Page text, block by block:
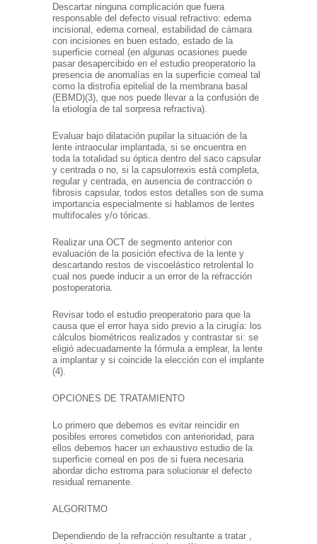
Descartar ninguna complicación que fuera
responsable del defecto visual refractivo: edema
incisional, edema corneal, estabilidad de cámara
con incisiones en buen estado, estado de la
superficie corneal (en algunas ocasiones puede
pasar desapercibido en el estudio preoperatorio la
presencia de anomalías en la superficie corneal tal
como la distrofia epitelial de la membrana basal
(EBMD)(3), que nos puede llevar a la confusión de
la etiología de tal sorpresa refractiva).
Evaluar bajo dilatación pupilar la situación de la
lente intraocular implantada, si se encuentra en
toda la totalidad su óptica dentro del saco capsular
y centrada o no, si la capsulorrexis está completa,
regular y centrada, en ausencia de contracción o
fibrosis capsular, todos estos detalles son de suma
importancia especialmente si hablamos de lentes
multifocales y/o tóricas.
Realizar una OCT de segmento anterior con
evaluación de la posición efectiva de la lente y
descartando restos de viscoelástico retrolental lo
cual nos puede inducir a un error de la refracción
postoperatoria.
Revisar todo el estudio preoperatorio para que la
causa que el error haya sido previo a la cirugía: los
cálculos biométricos realizados y contrastar si: se
eligió adecuadamente la fórmula a emplear, la lente
a implantar y si coincide la elección con el implante
(4).
OPCIONES DE TRATAMIENTO
Lo primero que debemos es evitar reincidir en
posibles errores cometidos con anterioridad, para
ellos debemos hacer un exhaustivo estudio de la
superficie corneal en pos de si fuera necesaria
abordar dicho estroma para solucionar el defecto
residual remanente.
ALGORITMO
Dependiendo de la refracción resultante a tratar ,